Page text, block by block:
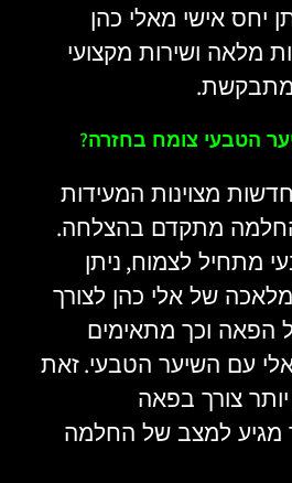
יחס אישי מאלי כהן
מלאה ושירות מקצועי
.
הטבעי צומח בחזרה?
מצוינות המעידות
מתקדם בהצלחה.
מתחיל לצמוח, ניתן
של אלי כהן לצורך
הפאה וכך מתאימים
עם השיער הטבעי.זאת
צורך בפאה
מגיע למצב של החלמה